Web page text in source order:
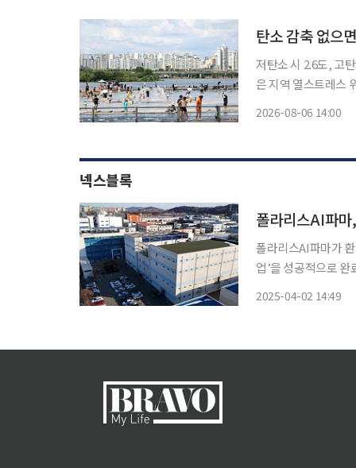
저탄소 시 2.6도, 고
은 지역 열스트레스 위험 더 커 극한 폭염이 이어지는 가운데 탄
2026-08-06 14:00
넥스블록
폴라리스AI파
폴라리스AI파마가
업’을 성공적으로 완료했다고 2일 밝혔다.
2025-04-02 14:49